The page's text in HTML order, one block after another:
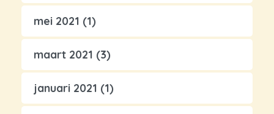
mei 2021 (1)
maart 2021 (3)
januari 2021 (1)